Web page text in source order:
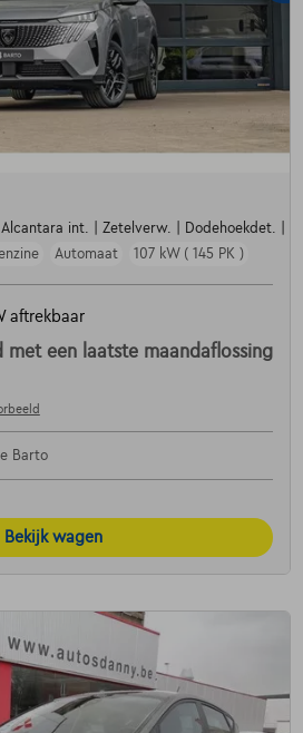
Alcantara int. | Zetelverw. | Dodehoekdet. |
Automaat 107 kW ( 145 PK )
aftrekbaar
met een laatste maandaflossing
Barto
Bekijk wagen